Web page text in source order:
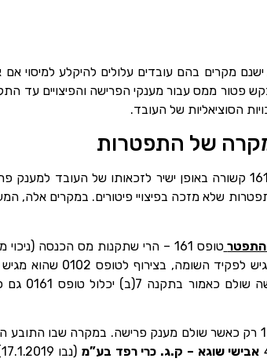
מקרים בהם עובדים עלולים להיקלע למיסוי אם
המס ולבקש פטור ממס עבור מענקי הפרישה והפיצויים
הסוציאליות של העובד.
חשוב להבהיר כי החובה של המעסיק למסור לעובד טופס 161 קשורה באופן ישיר לזכאותו
שלא מזכה בפיצויי פיטורים. במקרים אלה,
טופס 161 – הרי שתקנות מס הכנסה
התשנ”ג-1993, קובעות כי “מעביד
פרטים בטופס
מכאן, שהתקנות מטילות חובה על המעסיק למסור טופס 161 רק כאשר שולם מענק פרישה.
אבישי שוגא – ק.ג. כרי רפד בע”מ